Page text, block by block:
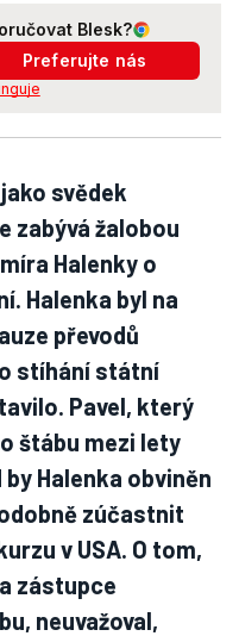
Blesk?
Preferujte nás
svědek
zabývá žalobou
Halenky o
Halenka byl na
převodů
stíhání státní
Pavel, který
štábu mezi lety
by Halenka obviněn
zúčastnit
v USA. O tom,
zástupce
neuvažoval,